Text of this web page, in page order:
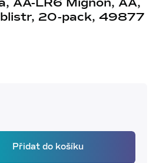
AA-LR6 Mignon, AA,
blistr, 20-pack, 49877
Přidat do košíku